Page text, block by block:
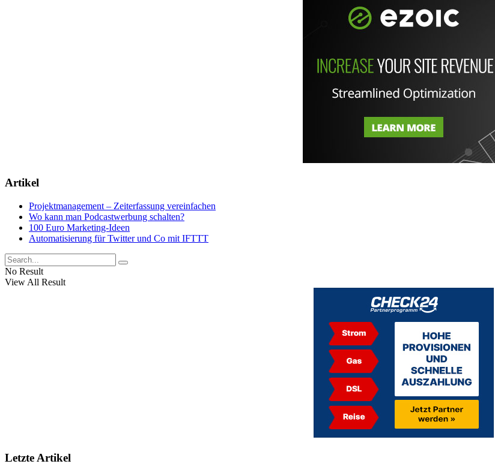
Artikel
Projektmanagement – Zeiterfassung vereinfachen
Wo kann man Podcastwerbung schalten?
100 Euro Marketing-Ideen
Automatisierung für Twitter und Co mit IFTTT
No Result
View All Result
Letzte Artikel